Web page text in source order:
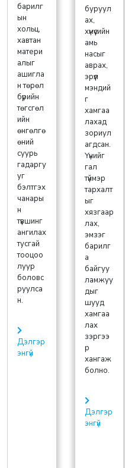
барилг
ын
хольц,
хавтан
матери
алыг
ашигла
н төрөл
бүрийн
төгсгөл
ийн
өнгөлгө
өний
суурь
гадаргу
уг
бэлтгэх
чанары
н
түвшинг
ангилах
тусгай
тооцоо
луур
боловс
руулса
н.
Дэлгэр
энгүй
буруул
ах,
хүмүүсийн
амь
насыг
аврах,
эрүүл
мэндий
г
хамгаа
лахад
зориул
агдсан.
Үүнийг
гал
түймэр
тархалт
ыг
хязгаар
лах,
эмзэг
барилг
а
байгуу
ламжуу
дыг
шууд
хамгаа
лах
зэргээ
р
хангаж
болно.
Дэлгэр
энгүй